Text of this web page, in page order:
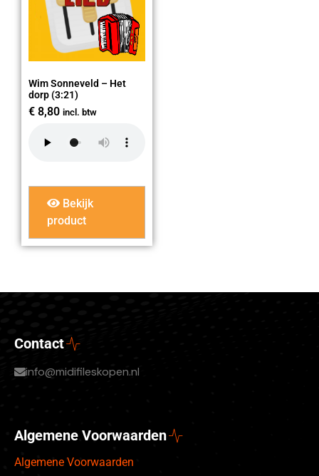
Wim Sonneveld – Het
dorp (3:21)
€ 8,80 incl. btw
Bekijk
product
Contact
info@midifileskopen.nl
Algemene Voorwaarden
Algemene Voorwaarden